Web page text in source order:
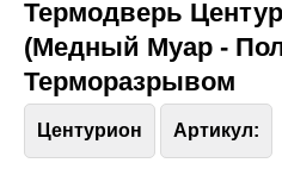
Термодверь
(Медный Муар -
Терморазрывом
Центурион Артикул: